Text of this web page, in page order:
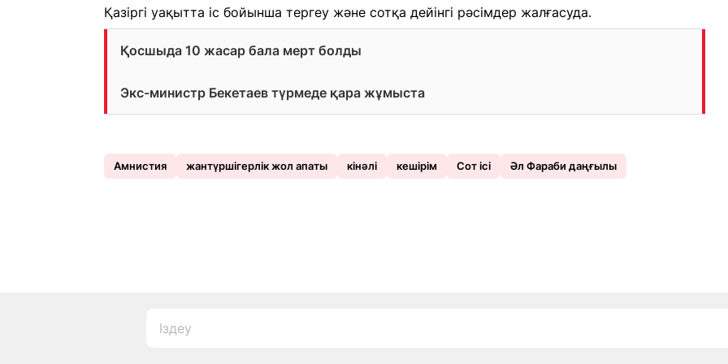
Қазіргі уақытта іс бойынша тергеу және сотқа дейінгі рәсімдер жалғасуда.
Қосшыда 10 жасар бала мерт болды
Экс-министр Бекетаев түрмеде қара жұмыста
Амнистия жантүршігерлік жол апаты кінәлі кешірім Сот ісі Әл Фараби даңғылы